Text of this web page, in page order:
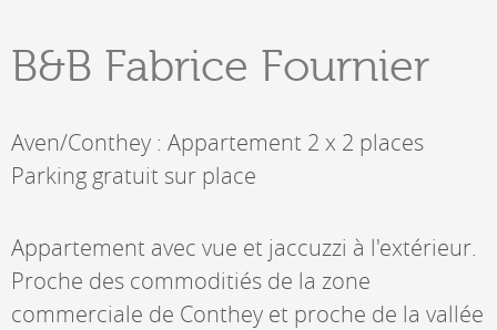
B&B Fabrice Fournier
Aven/Conthey : Appartement 2 x 2 places
Parking gratuit sur place
Appartement avec vue et jaccuzzi à l'extérieur.
Proche des commoditiés de la zone
commerciale de Conthey et proche de la vallée